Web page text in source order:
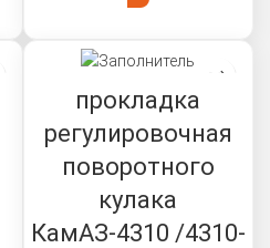
прокладка
регулировочная
поворотного
кулака
КамАЗ-4310 /4310-